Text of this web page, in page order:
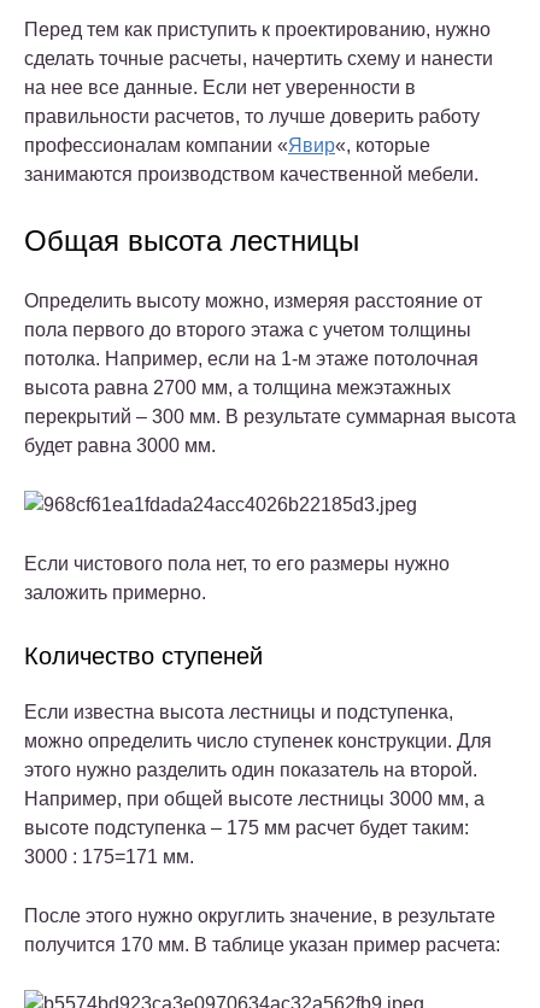
Перед тем как приступить к проектированию, нужно
сделать точные расчеты, начертить схему и нанести
на нее все данные. Если нет уверенности в
правильности расчетов, то лучше доверить работу
профессионалам компании «Явир«, которые
занимаются производством качественной мебели.
Общая высота лестницы
Определить высоту можно, измеряя расстояние от
пола первого до второго этажа с учетом толщины
потолка. Например, если на 1-м этаже потолочная
высота равна 2700 мм, а толщина межэтажных
перекрытий – 300 мм. В результате суммарная высота
будет равна 3000 мм.
Если чистового пола нет, то его размеры нужно
заложить примерно.
Количество ступеней
Если известна высота лестницы и подступенка,
можно определить число ступенек конструкции. Для
этого нужно разделить один показатель на второй.
Например, при общей высоте лестницы 3000 мм, а
высоте подступенка – 175 мм расчет будет таким:
3000 : 175=171 мм.
После этого нужно округлить значение, в результате
получится 170 мм. В таблице указан пример расчета: